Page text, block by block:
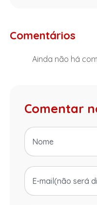
Comentários
Ainda não há
Comentar